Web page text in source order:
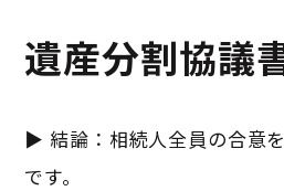
遺産分割協議
▶ 結論：相続人全員の合意
です。